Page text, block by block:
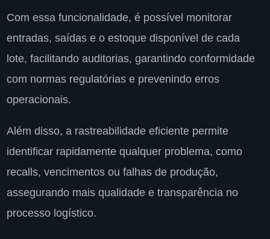
Com essa funcionalidade, é possível monitorar
entradas, saídas e o estoque disponível de cada
lote, facilitando auditorias, garantindo conformidade
com normas regulatórias e prevenindo erros
operacionais.
Além disso, a rastreabilidade eficiente permite
identificar rapidamente qualquer problema, como
recalls, vencimentos ou falhas de produção,
assegurando mais qualidade e transparência no
processo logístico.